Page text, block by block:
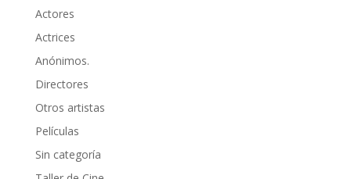
Actores
Actrices
Anónimos.
Directores
Otros artistas
Películas
Sin categoría